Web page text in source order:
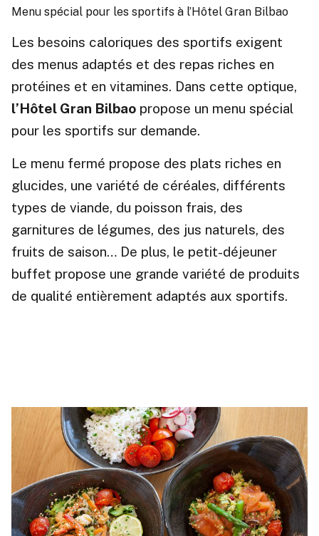
Menu spécial pour les sportifs à l’Hôtel Gran Bilbao
Les besoins caloriques des sportifs exigent
des menus adaptés et des repas riches en
protéines et en vitamines. Dans cette optique,
l’Hôtel Gran Bilbao propose un menu spécial
pour les sportifs sur demande.
Le menu fermé propose des plats riches en
glucides, une variété de céréales, différents
types de viande, du poisson frais, des
garnitures de légumes, des jus naturels, des
fruits de saison… De plus, le petit-déjeuner
buffet propose une grande variété de produits
de qualité entièrement adaptés aux sportifs.